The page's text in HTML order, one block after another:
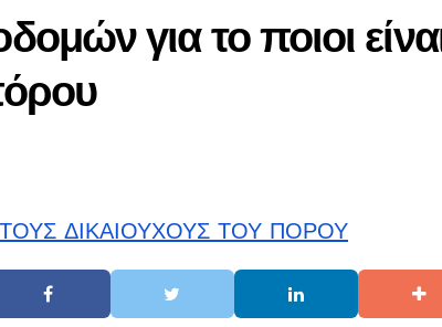
για το ποιοι
ΔΙΚΑΙΟΥΧΟΥΣ ΤΟΥ ΠΟΡΟΥ